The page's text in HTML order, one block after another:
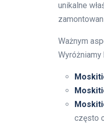
unikalne
Ważnym
często